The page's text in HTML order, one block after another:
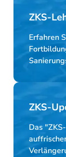
ZKS-
Erfahren
ZKS-
Das